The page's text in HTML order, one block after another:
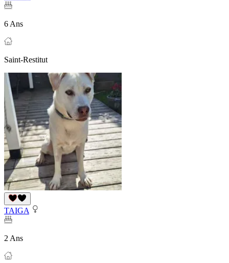
6 Ans
Saint-Restitut
TAIGA
2 Ans